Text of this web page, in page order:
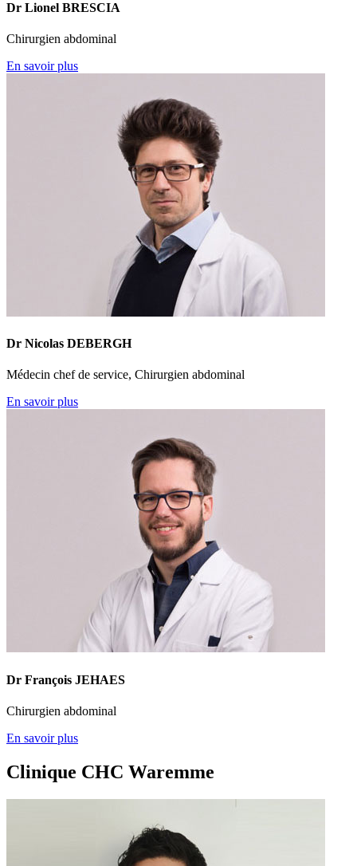
Dr Lionel BRESCIA
Chirurgien abdominal
En savoir plus
Dr Nicolas DEBERGH
Médecin chef de service, Chirurgien abdominal
En savoir plus
Dr François JEHAES
Chirurgien abdominal
En savoir plus
Clinique CHC Waremme